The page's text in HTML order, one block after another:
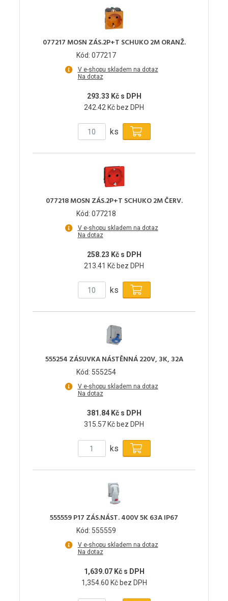
077217 MOSN ZÁS.2P+T SCHUKO 2M ORANŽ.
Kód: 077217
V e-shopu skladem na dotaz
Na dotaz
293.33 Kč s DPH
242.42 Kč bez DPH
ks
077218 MOSN ZÁS.2P+T SCHUKO 2M ČERV.
Kód: 077218
V e-shopu skladem na dotaz
Na dotaz
258.23 Kč s DPH
213.41 Kč bez DPH
ks
555254 ZÁSUVKA NÁSTĚNNÁ 220V, 3K, 32A
Kód: 555254
V e-shopu skladem na dotaz
Na dotaz
381.84 Kč s DPH
315.57 Kč bez DPH
ks
555559 P17 ZÁS.NÁST. 400V 5K 63A IP67
Kód: 555559
V e-shopu skladem na dotaz
Na dotaz
1,639.07 Kč s DPH
1,354.60 Kč bez DPH